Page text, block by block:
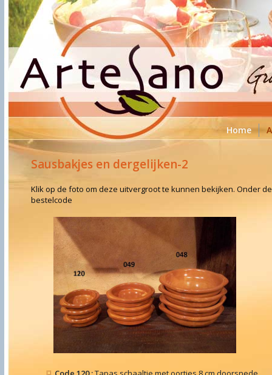
Home
Sausbakjes en dergelijken-2
Klik op de foto om deze uitvergroot te kunnen bekijken. Onder
bestelcode